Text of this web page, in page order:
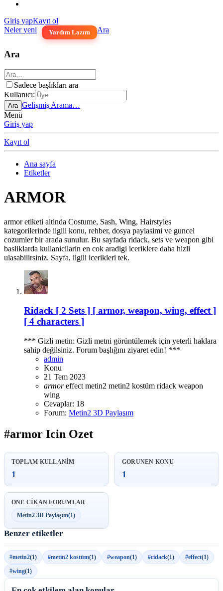
Giriş yapKayıt ol
Neler yeni
Yardım Lazım Ara
Ara
Sadece başlıkları ara
Kullanıcı:
Ara Gelişmiş Arama…
Menü
Giriş yap
Kayıt ol
Ana sayfa
Etiketler
ARMOR
armor etiketi altinda Costume, Sash, Wing, Hairstyles
kategorilerinde ilgili konu, rehber, dosya paylasimi ve guncel
cozumler bir arada sunulur. Bu sayfada ridack, sets ve weapon gibi
basliklarda kullanicilarin en cok aradigi iceriklere daha hizli
ulasabilirsiniz. Sayfa, ilgili icerikleri tek.
Ridack [ 2 Sets ] [ armor, weapon, wing, effect ]
[ 4 characters ]
*** Gizli metin: Gizli metni görüntülemek için yeterli haklara
sahip değilsiniz. Forum başlığını ziyaret edin! ***
admin
Konu
21 Tem 2023
armoreffect metin2 metin2 kostüm ridack weapon
wing
Cevaplar: 18
Forum: Metin2 3D Paylaşım
#armor Icin Ozet
TOPLAM KULLANIM
1
GORUNEN KONU
1
ONE CIKAN FORUMLAR
Metin2 3D Paylaşım(1)
Benzer etiketler
#metin2(1) #metin2 kostüm(1) #weapon(1) #ridack(1) #effect(1)
#wing(1)